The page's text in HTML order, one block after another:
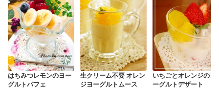
はちみつレモンのヨー
グルトパフェ
生クリーム不要 オレン
ジヨーグルトムース
いちごとオレンジのヨ
ーグルトデザート